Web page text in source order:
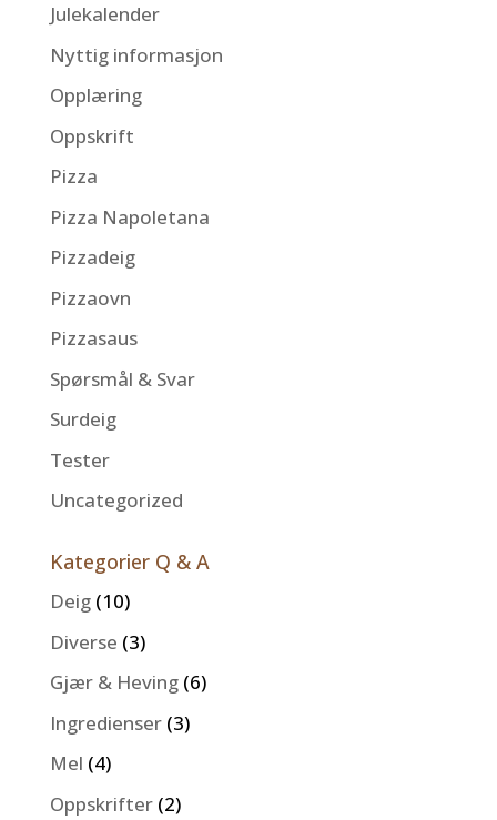
Julekalender
Nyttig informasjon
Opplæring
Oppskrift
Pizza
Pizza Napoletana
Pizzadeig
Pizzaovn
Pizzasaus
Spørsmål & Svar
Surdeig
Tester
Uncategorized
Kategorier Q & A
Deig (10)
Diverse (3)
Gjær & Heving (6)
Ingredienser (3)
Mel (4)
Oppskrifter (2)